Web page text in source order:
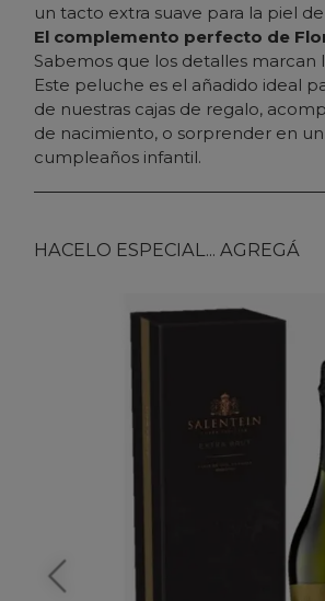
un tacto extra suave para la piel
El complemento perfecto de
Sabemos que los detalles marcan
Este peluche es el añadido ideal
de nuestras cajas de regalo,
de nacimiento, o sorprender en
cumpleaños infantil.
HACELO ESPECIAL... AGREGÁ